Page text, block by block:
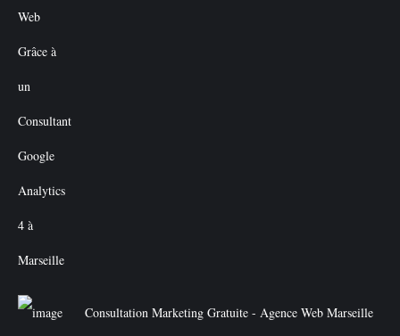
Consultation Marketing Gratuite - Agence Web Marseille